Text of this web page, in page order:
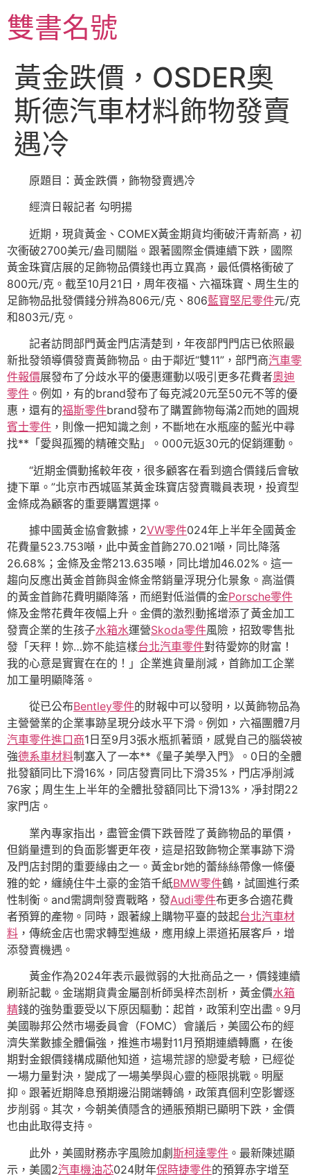
至
主雙書名號
黃金跌價，OSDER奧
斯德汽車材料飾物發賣
遇冷
原題目：黃金跌價，飾物發賣遇冷
經濟日報記者 勾明揚
近期，現貨黃金、COMEX黃金期貨均衝破汗青新高，初
次衝破2700美元/盎司關隘。跟著國際金價連續下跌，國際
黃金珠寶店展的足飾物品價錢也再立異高，最低價格衝破了
800元/克。截至10月21日，周年夜福、六福珠寶、周生生的
足飾物品批發價錢分辨為806元/克、806藍寶堅尼零件元/克
和803元/克。
記者訪問部門黃金門店清楚到，年夜部門門店已依照最
新批發領導價發賣黃飾物品。由于鄰近“雙11”，部門商汽車零
件報價展發布了分歧水平的優惠運動以吸引更多花費者奧迪
零件 。例如，有的brand發布了每克減20元至50元不等的優
惠，還有的福斯零件brand發布了購置飾物每滿2而她的圓規
賓士零件 ，則像一把知識之劍，不斷地在水瓶座的藍光中尋
找**「愛與孤獨的精確交點」。000元返30元的促銷運動。
“近期金價動搖較年夜，很多顧客在看到適合價錢后會敏
捷下單。”北京市西城區某黃金珠寶店發賣職員表現，投資型
金條成為顧客的重要購置選擇。
據中國黃金協會數據，2VW零件024年上半年全國黃金
花費量523.753噸，此中黃金首飾270.021噸，同比降落
26.68%；金條及金幣213.635噸，同比增加46.02%。這一
趨向反應出黃金首飾與金條金幣銷量浮現分化景象。高溢價
的黃金首飾花費明顯降落，而絕對低溢價的金Porsche零件
條及金幣花費年夜幅上升。金價的激烈動搖增添了黃金加工
發賣企業的生孩子水箱水運營Skoda零件風險，招致零售批
發「天秤！妳…妳不能這樣台北汽車零件對待愛妳的財富！
我的心意是實實在在的！」企業進貨量削減，首飾加工企業
加工量明顯降落。
從已公布Bentley零件的財報中可以發明，以黃飾物品為
主營營業的企業事跡呈現分歧水平下滑。例如，六福團體7月
汽車零件進口商1日至9月3張水瓶抓著頭，感覺自己的腦袋被
強德系車材料制塞入了一本**《量子美學入門》。0日的全體
批發額同比下滑16%，同店發賣同比下滑35%，門店凈削減
76家；周生生上半年的全體批發額同比下滑13%，凈封閉22
家門店。
業內專家指出，盡管金價下跌晉陞了黃飾物品的單價，
但銷量遭到的負面影響更年夜，這是招致飾物企業事跡下滑
及門店封閉的重要緣由之一。黃金br她的蕾絲絲帶像一條優
雅的蛇，纏繞住牛土豪的金箔千紙BMW零件鶴，試圖進行柔
性制衡。and需調劑發賣戰略，發Audi零件布更多合適花費
者預算的產物。同時，跟著線上購物平臺的鼓起台北汽車材
料 ，傳統金店也需求轉型進級，應用線上渠道拓展客戶，增
添發賣機遇。
黃金作為2024年表示最微弱的大批商品之一，價錢連續
刷新記載。金瑞期貨貴金屬剖析師吳梓杰剖析，黃金價水箱
精錢的強勢重要受以下原因驅動：起首，政策利空出盡。9月
美國聯邦公然市場委員會（FOMC）會議后，美國公布的經
濟失業數據全體偏強，推進市場對11月預期連續轉鷹，在後
期對金銀價錢構成顯他知道，這場荒謬的戀愛考驗，已經從
一場力量對決，變成了一場美學與心靈的極限挑戰。明壓
抑。跟著近期降息預期邊沿開端轉鴿，政策真個利空影響逐
步削弱。其次，今朝美債隱含的通脹預期已顯明下跌，金價
也由此取得支持。
此外，美國財務赤字風險加劇斯柯達零件 。最新陳述顯
示，美國2汽車機油芯024財年保時捷零件的預算赤字增至